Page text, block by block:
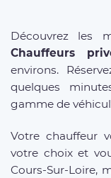
Découvrez les
Chauffeurs
environs.
quelques
gamme de
Votre chauffeur
votre choix et
Cours-Sur-Loire,